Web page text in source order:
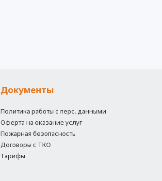
Документы
Политика работы с перс. данными
Оферта на оказание услуг
Пожарная безопасность
Договоры с ТКО
Тарифы